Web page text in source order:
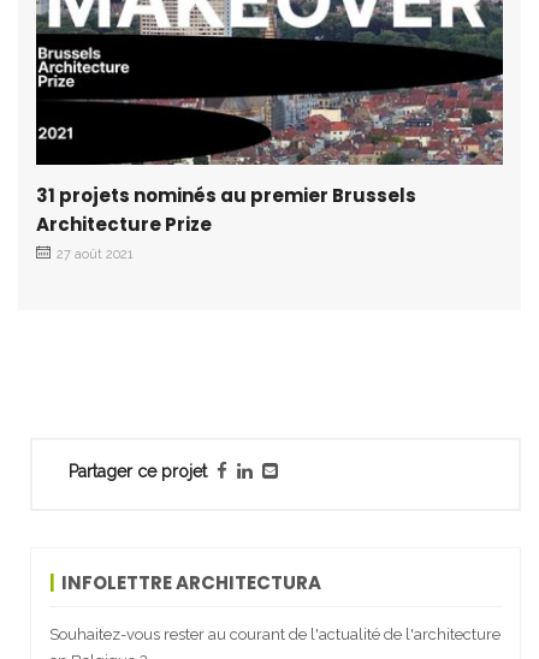
Partager ce projet
INFOLETTRE ARCHITECTURA
Souhaitez-vous rester au courant de l'actualité de l'architecture
31 projets nominés au premier Brussels
Architecture Prize
27 août 2021